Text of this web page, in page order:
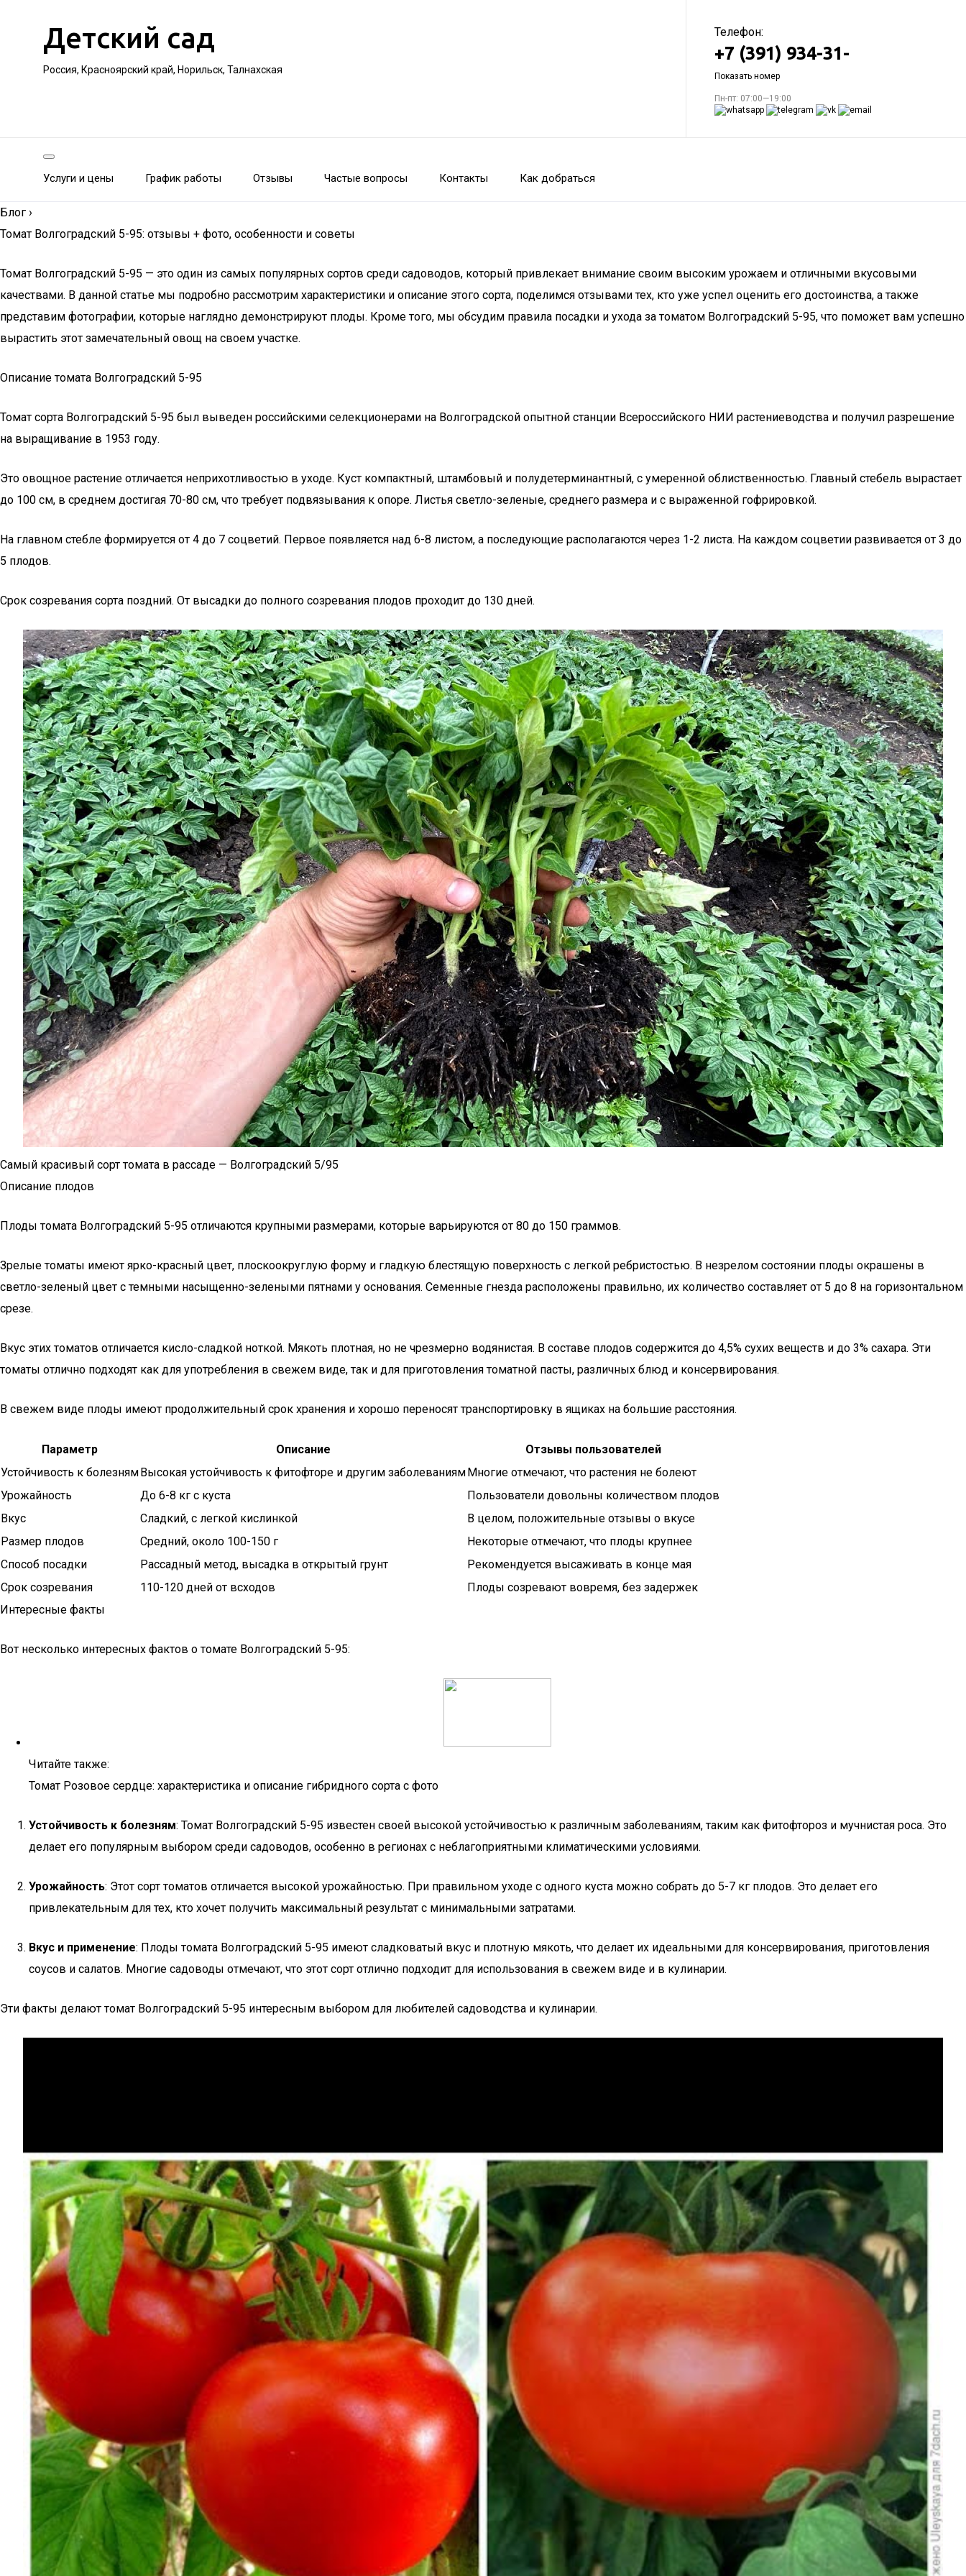
Детский сад
Россия, Красноярский край, Норильск, Талнахская
Телефон:
+7 (391) 934-31-
Показать номер
Пн-пт: 07:00—19:00
Услуги и цены График работы Отзывы Частые вопросы Контакты Как добраться
Блог ›
Томат Волгоградский 5-95: отзывы + фото, особенности и советы
Томат Волгоградский 5-95 — это один из самых популярных сортов среди садоводов, который привлекает внимание своим высоким урожаем и отличными вкусовыми
качествами. В данной статье мы подробно рассмотрим характеристики и описание этого сорта, поделимся отзывами тех, кто уже успел оценить его достоинства, а также
представим фотографии, которые наглядно демонстрируют плоды. Кроме того, мы обсудим правила посадки и ухода за томатом Волгоградский 5-95, что поможет вам успешно
вырастить этот замечательный овощ на своем участке.
Описание томата Волгоградский 5-95
Томат сорта Волгоградский 5-95 был выведен российскими селекционерами на Волгоградской опытной станции Всероссийского НИИ растениеводства и получил разрешение
на выращивание в 1953 году.
Это овощное растение отличается неприхотливостью в уходе. Куст компактный, штамбовый и полудетерминантный, с умеренной облиственностью. Главный стебель вырастает
до 100 см, в среднем достигая 70-80 см, что требует подвязывания к опоре. Листья светло-зеленые, среднего размера и с выраженной гофрировкой.
На главном стебле формируется от 4 до 7 соцветий. Первое появляется над 6-8 листом, а последующие располагаются через 1-2 листа. На каждом соцветии развивается от 3 до
5 плодов.
Срок созревания сорта поздний. От высадки до полного созревания плодов проходит до 130 дней.
Самый красивый сорт томата в рассаде — Волгоградский 5/95
Описание плодов
Плоды томата Волгоградский 5-95 отличаются крупными размерами, которые варьируются от 80 до 150 граммов.
Зрелые томаты имеют ярко-красный цвет, плоскоокруглую форму и гладкую блестящую поверхность с легкой ребристостью. В незрелом состоянии плоды окрашены в
светло-зеленый цвет с темными насыщенно-зелеными пятнами у основания. Семенные гнезда расположены правильно, их количество составляет от 5 до 8 на горизонтальном
срезе.
Вкус этих томатов отличается кисло-сладкой ноткой. Мякоть плотная, но не чрезмерно водянистая. В составе плодов содержится до 4,5% сухих веществ и до 3% сахара. Эти
томаты отлично подходят как для употребления в свежем виде, так и для приготовления томатной пасты, различных блюд и консервирования.
В свежем виде плоды имеют продолжительный срок хранения и хорошо переносят транспортировку в ящиках на большие расстояния.
Параметр Описание
Отзывы пользователей
Устойчивость к болезнямВысокая устойчивость к фитофторе и другим заболеваниямМногие отмечают, что растения не болеют
Урожайность
До 6-8 кг с куста
Пользователи довольны количеством плодов
Вкус
Сладкий, с легкой кислинкой
В целом, положительные отзывы о вкусе
Размер плодов
Средний, около 100-150 г
Некоторые отмечают, что плоды крупнее
Способ посадки
Рассадный метод, высадка в открытый грунт
Рекомендуется высаживать в конце мая
Срок созревания
110-120 дней от всходов
Плоды созревают вовремя, без задержек
Интересные факты
Вот несколько интересных фактов о томате Волгоградский 5-95:
Читайте также:
Томат Розовое сердце: характеристика и описание гибридного сорта с фото
Устойчивость к болезням: Томат Волгоградский 5-95 известен своей высокой устойчивостью к различным заболеваниям, таким как фитофтороз и мучнистая роса. Это
делает его популярным выбором среди садоводов, особенно в регионах с неблагоприятными климатическими условиями.
Урожайность: Этот сорт томатов отличается высокой урожайностью. При правильном уходе с одного куста можно собрать до 5-7 кг плодов. Это делает его
привлекательным для тех, кто хочет получить максимальный результат с минимальными затратами.
Вкус и применение: Плоды томата Волгоградский 5-95 имеют сладковатый вкус и плотную мякоть, что делает их идеальными для консервирования, приготовления
соусов и салатов. Многие садоводы отмечают, что этот сорт отлично подходит для использования в свежем виде и в кулинарии.
Эти факты делают томат Волгоградский 5-95 интересным выбором для любителей садоводства и кулинарии.